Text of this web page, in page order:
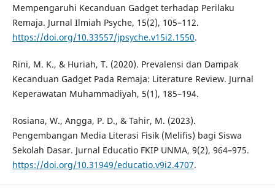
Mempengaruhi Kecanduan Gadget terhadap Perilaku
Remaja. Jurnal Ilmiah Psyche, 15(2), 105–112.
https://doi.org/10.33557/jpsyche.v15i2.1550.
Rini, M. K., & Huriah, T. (2020). Prevalensi dan Dampak
Kecanduan Gadget Pada Remaja: Literature Review. Jurnal
Keperawatan Muhammadiyah, 5(1), 185–194.
Rosiana, W., Angga, P. D., & Tahir, M. (2023).
Pengembangan Media Literasi Fisik (Melifis) bagi Siswa
Sekolah Dasar. Jurnal Educatio FKIP UNMA, 9(2), 964–975.
https://doi.org/10.31949/educatio.v9i2.4707.